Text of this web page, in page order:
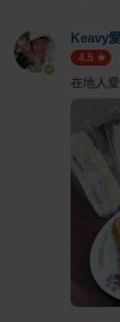
Keavy
4.5
在地人